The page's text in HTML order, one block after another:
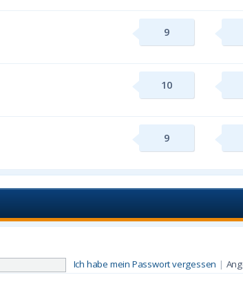
9
10
9
Ich habe mein Passwort vergessen |